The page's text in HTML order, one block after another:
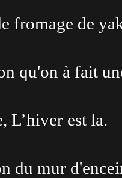
fromage de
qu'on à fait
L’hiver est la.
du mur